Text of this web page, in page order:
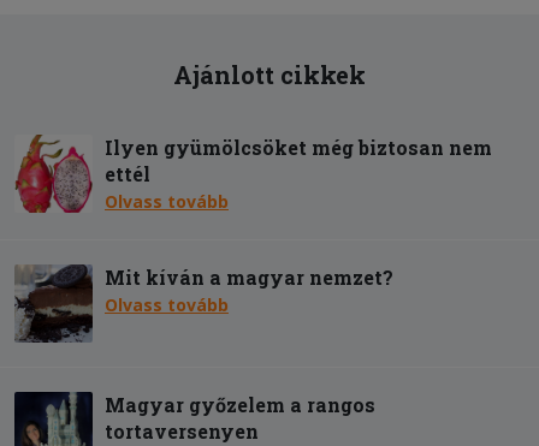
Ajánlott cikkek
Ilyen gyümölcsöket még biztosan nem
ettél
Olvass tovább
Mit kíván a magyar nemzet?
Olvass tovább
Magyar győzelem a rangos
tortaversenyen